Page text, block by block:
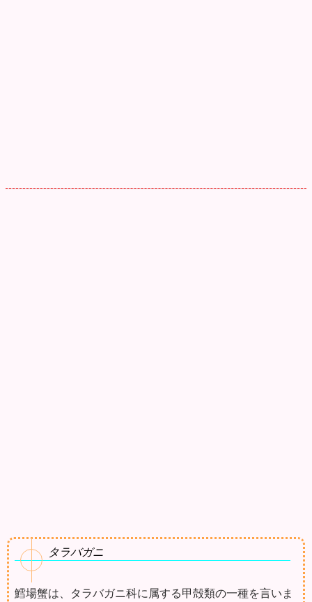
タラバガニ
鱈場蟹は、タラバガニ科に属する甲殻類の一種を言いま